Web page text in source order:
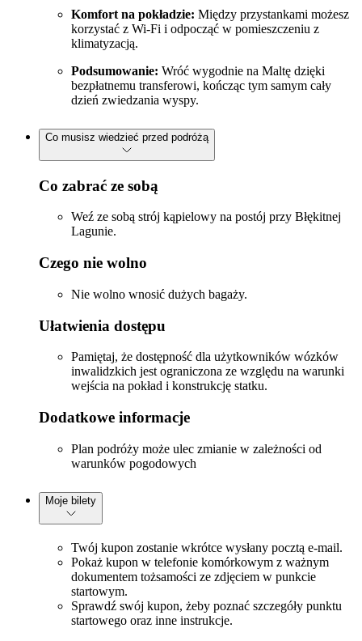
Komfort na pokładzie: Między przystankami możesz
korzystać z Wi-Fi i odpocząć w pomieszczeniu z
klimatyzacją.
Podsumowanie: Wróć wygodnie na Maltę dzięki
bezpłatnemu transferowi, kończąc tym samym cały
dzień zwiedzania wyspy.
Co musisz wiedzieć przed podróżą
Co zabrać ze sobą
Weź ze sobą strój kąpielowy na postój przy Błękitnej
Lagunie.
Czego nie wolno
Nie wolno wnosić dużych bagaży.
Ułatwienia dostępu
Pamiętaj, że dostępność dla użytkowników wózków
inwalidzkich jest ograniczona ze względu na warunki
wejścia na pokład i konstrukcję statku.
Dodatkowe informacje
Plan podróży może ulec zmianie w zależności od
warunków pogodowych
Moje bilety
Twój kupon zostanie wkrótce wysłany pocztą e-mail.
Pokaż kupon w telefonie komórkowym z ważnym
dokumentem tożsamości ze zdjęciem w punkcie
startowym.
Sprawdź swój kupon, żeby poznać szczegóły punktu
startowego oraz inne instrukcje.